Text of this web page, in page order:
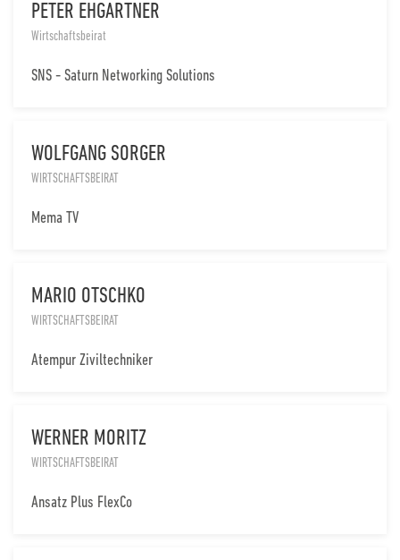
PETER EHGARTNER
Wirtschaftsbeirat
SNS - Saturn Networking Solutions
WOLFGANG SORGER
WIRTSCHAFTSBEIRAT
Mema TV
MARIO OTSCHKO
WIRTSCHAFTSBEIRAT
Atempur Ziviltechniker
WERNER MORITZ
WIRTSCHAFTSBEIRAT
Ansatz Plus FlexCo